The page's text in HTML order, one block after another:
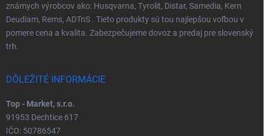
známych výrobcov ako: Husqvarna, Tyrolit, Distar, Samedia, Kern
Deudiam, Rems, ADTnS . Tieto produkty sú tou najlepšou voľbou v
pomere cena a kvalita. Zabezpečujeme dovoz a predaj pre slovenský
trh.
DÔLEŽITÉ INFORMÁCIE
Top - Market, s.r.o.
91953 Dechtice 617
IČO: 50786547